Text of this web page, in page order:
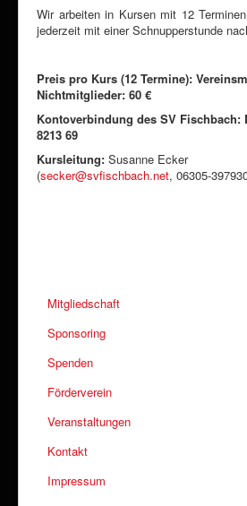
Wir arbeiten in Kursen mit 12
jederzeit mit einer Schnupperstunde
Preis pro Kurs (12 Termine):
Nichtmitglieder: 60 €
Kontoverbindung des SV Fischbach:
8213 69
Kursleitung: Susanne Ecker
(secker@svfischbach.net, 06305-
Mitgliedschaft
Sponsoring
Spenden
Förderverein
Veranstaltungen
Kontakt
Impressum